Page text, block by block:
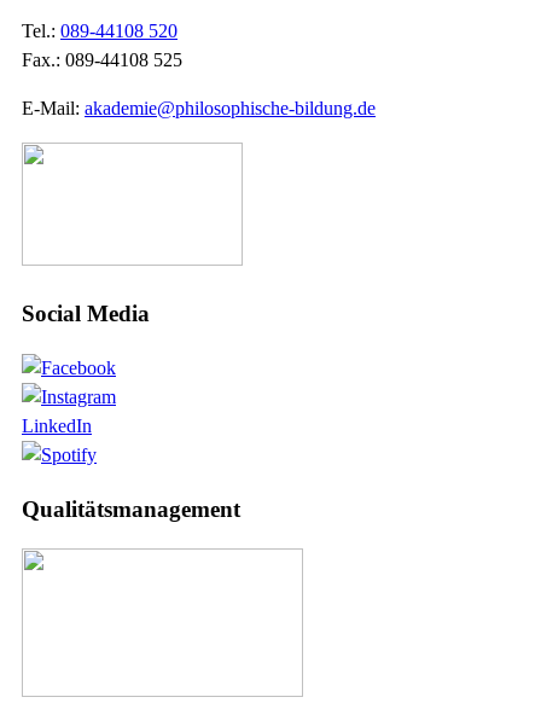
Tel.: 089-44108 520
Fax.: 089-44108 525
E-Mail: akademie@philosophische-bildung.de
Social Media
LinkedIn
Qualitätsmanagement